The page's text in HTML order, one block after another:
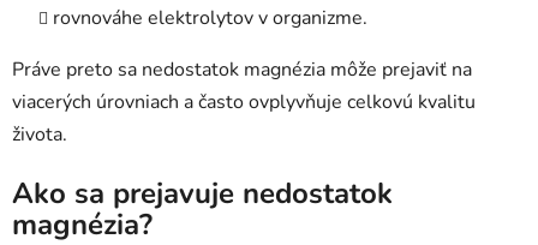
rovnováhe elektrolytov v organizme.
Práve preto sa nedostatok magnézia môže prejaviť na
viacerých úrovniach a často ovplyvňuje celkovú kvalitu
života.
Ako sa prejavuje nedostatok
magnézia?